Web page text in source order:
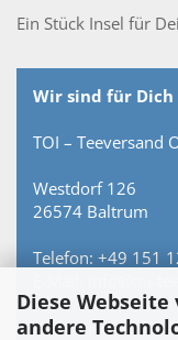
Diese
andere
Ein Stück Insel für
Wir sind für Dich
TOI – Teeversand
Westdorf 126
26574 Baltrum
Telefon: +49 151
Persönlich erreichbar –